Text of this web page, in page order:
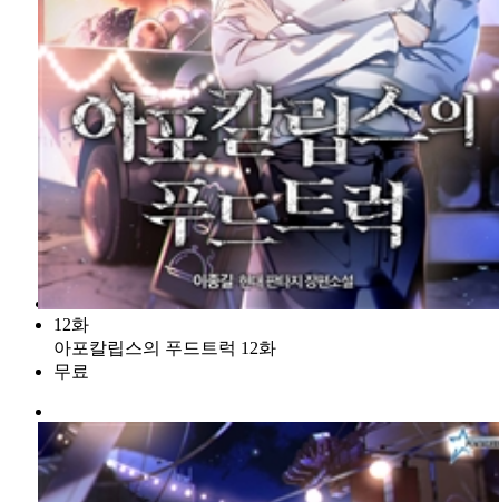
12화
아포칼립스의 푸드트럭 12화
무료